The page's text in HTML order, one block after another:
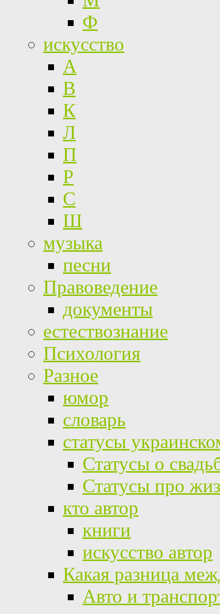
Ф
искусство
А
В
К
Л
П
Р
С
Ш
музыка
песни
Правоведение
документы
естествознание
Психология
Разное
юмор
словарь
статусы
Статусы о
Статусы про
кто автор
книги
искусство автор
Какая разница
Авто и